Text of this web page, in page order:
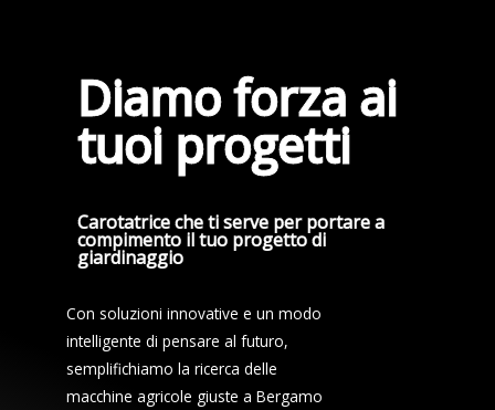
Diamo forza ai
tuoi progetti
Carotatrice che ti serve per portare a
compimento il tuo progetto di
giardinaggio
Con soluzioni innovative e un modo
intelligente di pensare al futuro,
semplifichiamo la ricerca delle
macchine agricole giuste a Bergamo